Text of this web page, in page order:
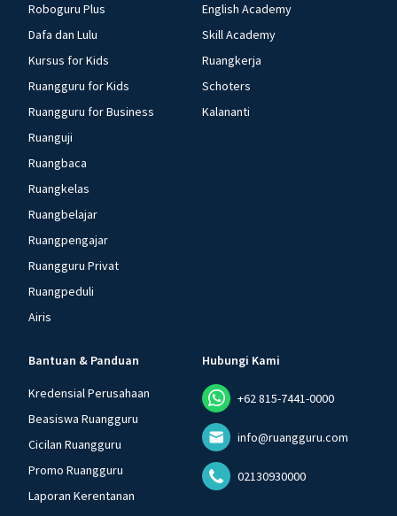
Roboguru Plus
Dafa dan Lulu
Kursus for Kids
Ruangguru for Kids
Ruangguru for Business
Ruanguji
Ruangbaca
Ruangkelas
Ruangbelajar
Ruangpengajar
Ruangguru Privat
Ruangpeduli
Airis
English Academy
Skill Academy
Ruangkerja
Schoters
Kalananti
Bantuan & Panduan
Kredensial Perusahaan
Beasiswa Ruangguru
Cicilan Ruangguru
Promo Ruangguru
Laporan Kerentanan
Hubungi Kami
+62 815-7441-0000
info@ruangguru.com
02130930000